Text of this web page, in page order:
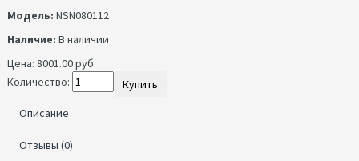
Модель: NSN080112
Наличие: В наличии
Цена: 8001.00 руб
Количество:
Купить
Описание
Отзывы (0)